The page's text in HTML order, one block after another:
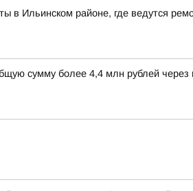
в Ильинском районе, где ведутся
сумму более 4,4 млн рублей через